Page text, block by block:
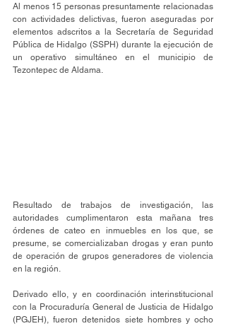
Al menos 15 personas presuntamente relacionadas
con actividades delictivas, fueron aseguradas por
elementos adscritos a la Secretaría de Seguridad
Pública de Hidalgo (SSPH) durante la ejecución de
un operativo simultáneo en el municipio de
Tezontepec de Aldama.
Resultado de trabajos de investigación, las
autoridades cumplimentaron esta mañana tres
órdenes de cateo en inmuebles en los que, se
presume, se comercializaban drogas y eran punto
de operación de grupos generadores de violencia
en la región.
Derivado ello, y en coordinación interinstitucional
con la Procuraduría General de Justicia de Hidalgo
(PGJEH), fueron detenidos siete hombres y ocho